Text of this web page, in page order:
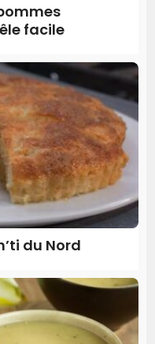
facile
du Nord